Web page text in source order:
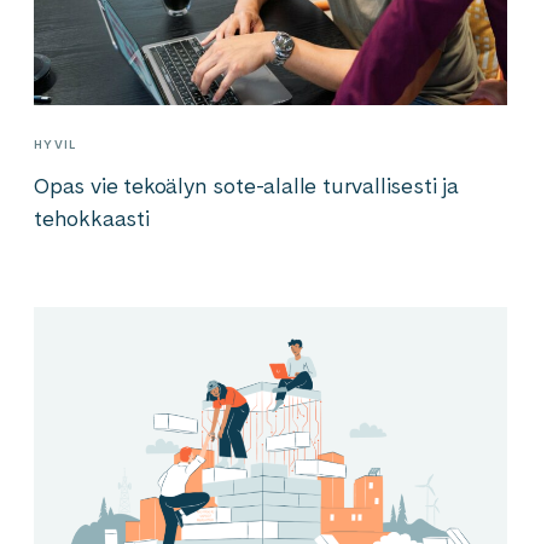
HYVIL
Opas vie tekoälyn sote-alalle turvallisesti ja
tehokkaasti